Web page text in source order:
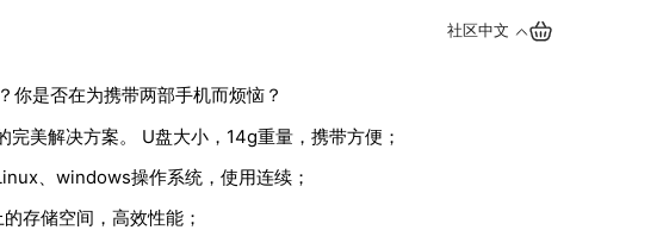
社区中文
你是否在为携带两部手机而烦恼？
美解决方案。 U盘大小，14g重量，携带方便；
、windows操作系统，使用连续；
存储空间，高效性能；